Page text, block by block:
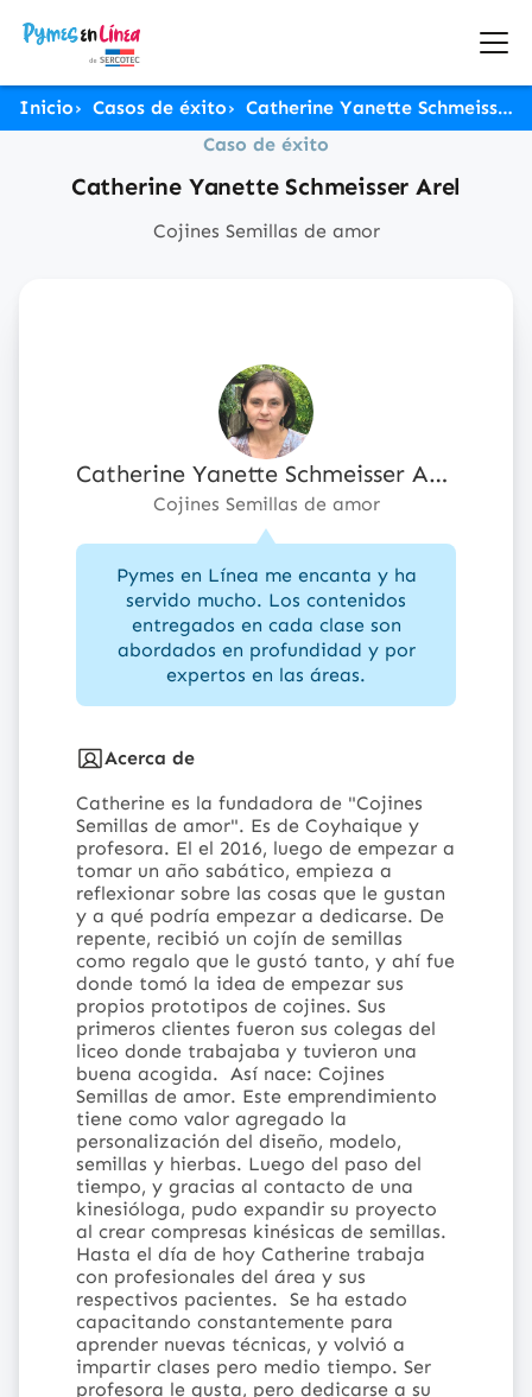
Inicio Casos de éxito
Catherine Yanette Schmeisser Arel
Caso de éxito
Catherine Yanette Schmeisser Arel
Cojines Semillas de amor
Catherine Yanette Schmeisser Arel
Cojines Semillas de amor
Pymes en Línea me encanta y ha
servido mucho. Los contenidos
entregados en cada clase son
abordados en profundidad y por
expertos en las áreas.
Acerca de
Catherine es la fundadora de "Cojines
Semillas de amor". Es de Coyhaique y
profesora. El el 2016, luego de empezar a
tomar un año sabático, empieza a
reflexionar sobre las cosas que le gustan
y a qué podría empezar a dedicarse. De
repente, recibió un cojín de semillas
como regalo que le gustó tanto, y ahí fue
donde tomó la idea de empezar sus
propios prototipos de cojines. Sus
primeros clientes fueron sus colegas del
liceo donde trabajaba y tuvieron una
buena acogida. Así nace: Cojines
Semillas de amor. Este emprendimiento
tiene como valor agregado la
personalización del diseño, modelo,
semillas y hierbas. Luego del paso del
tiempo, y gracias al contacto de una
kinesióloga, pudo expandir su proyecto
al crear compresas kinésicas de semillas.
Hasta el día de hoy Catherine trabaja
con profesionales del área y sus
respectivos pacientes. Se ha estado
capacitando constantemente para
aprender nuevas técnicas, y volvió a
impartir clases pero medio tiempo. Ser
profesora le gusta, pero dedicarse a su